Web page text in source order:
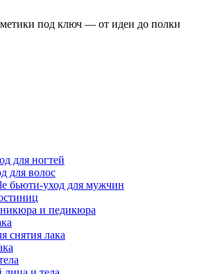
под ключ — от идеи до полки
для ногтей
для волос
бьюти-уход для мужчин
и педикюра
снятия лака